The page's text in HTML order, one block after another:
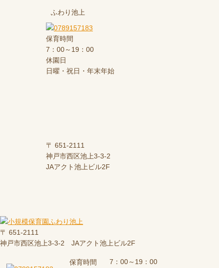
ふわり池上
保育時間
7：00～19：00
休園日
日曜・祝日・年末年始
〒 651-2111
神戸市西区池上3-3-2
JAアクト池上ビル2F
〒 651-2111
神戸市西区池上3-3-2 JAアクト池上ビル2F
保育時間 7：00～19：00